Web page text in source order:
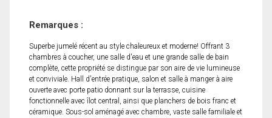
Remarques :
Superbe jumelé récent au style chaleureux et moderne! Offrant 3
chambres à coucher, une salle d'eau et une grande salle de bain
complète, cette propriété se distingue par son aire de vie lumineuse
et conviviale. Hall d'entrée pratique, salon et salle à manger à aire
ouverte avec porte patio donnant sur la terrasse, cuisine
fonctionnelle avec îlot central, ainsi que planchers de bois franc et
céramique. Sous-sol aménagé avec chambre, vaste salle familiale et